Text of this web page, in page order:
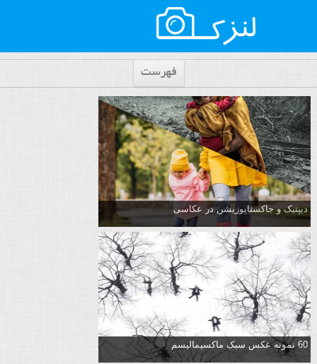
فهرست
دیپتیک و جاکستا‌پوزیشن در عکاسی
60 نمونه عکس سبک ماکسیمالیسم